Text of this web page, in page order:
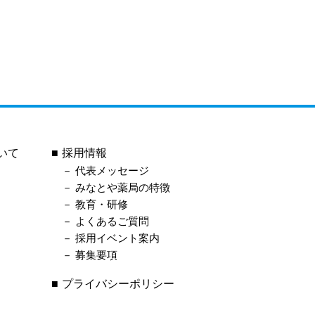
て 採用情報
代表メッセージ
みなとや薬局の特徴
教育・研修
よくあるご質問
採用イベント案内
募集要項
プライバシーポリシー